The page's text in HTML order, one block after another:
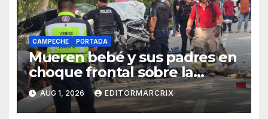
CAMPECHE PORTADA
Mueren bebé y sus padres en
choque frontal sobre la
Costera de Campeche
AUG 1, 2026 EDITORMARCRIX